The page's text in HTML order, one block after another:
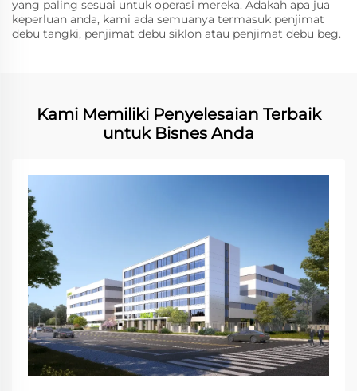
yang paling sesuai untuk operasi mereka. Adakah apa jua
keperluan anda, kami ada semuanya termasuk penjimat
debu tangki, penjimat debu siklon atau penjimat debu beg.
Kami Memiliki Penyelesaian Terbaik
untuk Bisnes Anda